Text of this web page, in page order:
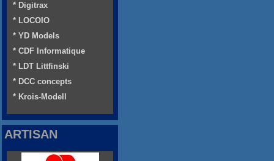
* Digitrax
* LOCOIO
* YD Models
* CDF Informatique
* LDT Littfinski
* DCC concepts
* Krois-Modell
ARTISAN